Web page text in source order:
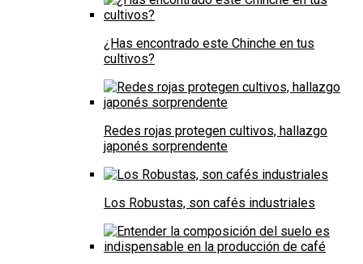
¿Has encontrado este Chinche en tus
cultivos?
Redes rojas protegen cultivos, hallazgo
japonés sorprendente
Los Robustas, son cafés industriales